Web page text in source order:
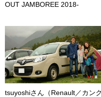
OUT JAMBOREE 2018-
tsuyoshiさん（Renault／カン